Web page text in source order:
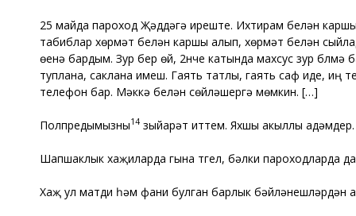
25 майда пароход Җәддәгә иреште. Ихтирам белән
табиблар хөрмәт белән каршы алып, хөрмәт белән
өенә бардым. Зур бер өй, 2нче катында махсус зур
туплана, саклана имеш. Гаять татлы, гаять саф иде, иң
телефон бар. Мәккә белән сөйләшергә мөмкин. […]
Полпредымызны14 зыйарәт иттем. Яхшы акыллы
Шапшаклык хаҗиларда гына түгел, бәлки пароходларда
Хаҗ ул матди һәм фани булган барлык бәйләнешләрдән